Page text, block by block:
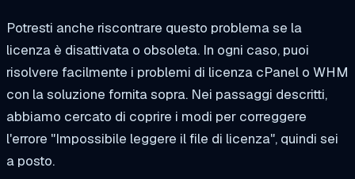
Potresti anche riscontrare questo problema se la
licenza è disattivata o obsoleta. In ogni caso, puoi
risolvere facilmente i problemi di licenza cPanel o WHM
con la soluzione fornita sopra. Nei passaggi descritti,
abbiamo cercato di coprire i modi per correggere
l'errore "Impossibile leggere il file di licenza", quindi sei
a posto.